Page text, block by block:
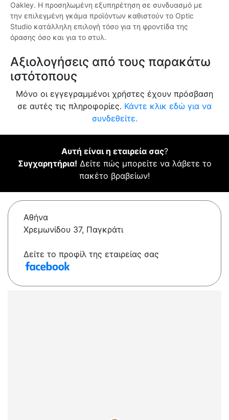
Oakley. Η προσηλωμένη εξυπηρέτηση σε συνδυασμό με
την επιλεγμένη γκάμα προϊόντων καθιστούν το Optic
Studio κατάλληλη επιλογή τόσο για τη φροντίδα της
όρασης όσο και για το στυλ.
Αξιολογήσεις από τους παρακάτω
ιστότοπους
Μόνο οι εγγεγραμμένοι χρήστες έχουν πρόσβαση
σε αυτές τις πληροφορίες. Κάντε κλικ εδώ για να
συνδεθείτε.
Αυτή είναι η εταιρεία σας?
Συγχαρητήρια! Δείτε πώς μπορείτε να λάβετε το
πακέτο βραβείων!
Αθήνα
Χρεμωνίδου 37, Παγκράτι
Δείτε το προφίλ της εταιρείας σας